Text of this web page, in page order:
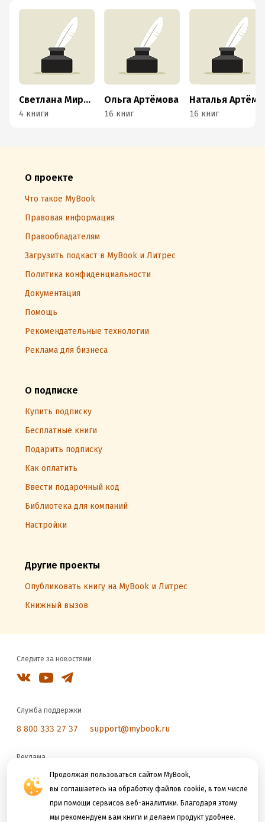
Продолжая пользоваться сайтом MyBook,
вы соглашаетесь на обработку файлов cookie, в том числе
при помощи сервисов веб-аналитики. Благодаря этому
мы рекомендуем вам книги и делаем продукт удобнее.
Светлана Мирнова
4 книги
Ольга Артёмова
16 книг 16 книг
О проекте
Что такое MyBook
Правовая информация
Правообладателям
Загрузить подкаст в MyBook и Литрес
Политика конфиденциальности
Документация
Помощь
Рекомендательные технологии
Реклама для бизнеса
О подписке
Купить подписку
Бесплатные книги
Подарить подписку
Как оплатить
Ввести подарочный код
Библиотека для компаний
Настройки
Другие проекты
Опубликовать книгу на MyBook и Литрес
Книжный вызов
Следите за новостями
Служба поддержки
8 800 333 27 37 support@mybook.ru
Реклама
reklama@litres.ru
Мы принимаем к оплате